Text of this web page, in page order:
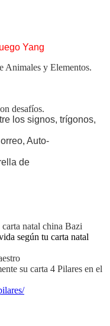
Yang
Animales y Elementos.
desafíos.
los signos, trígonos,
Auto-
de
natal china Bazi
según tu carta natal
su carta 4 Pilares en el